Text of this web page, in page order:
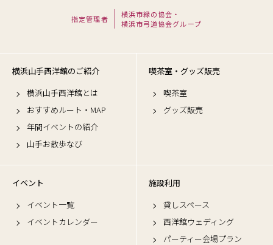
指定管理者
横浜市緑の協会・
横浜市弓道協会グループ
横浜山手西洋館のご紹介
横浜山手西洋館とは
おすすめルート・MAP
年間イベントの紹介
山手お散歩なび
喫茶室・グッズ販売
喫茶室
グッズ販売
イベント
イベント一覧
イベントカレンダー
施設利用
貸しスペース
西洋館ウェディング
パーティー会場プラン